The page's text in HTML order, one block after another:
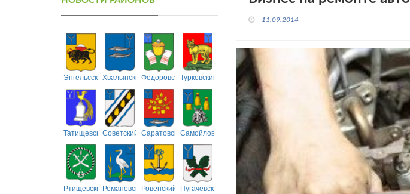
ЭнгельсскийХвалынскийФёдоровскийТурковский
ТатищевскийСоветский СаратовскийСамойловский
РтищевскийРомановскийРовенский Пугачёвский
11.09.2014